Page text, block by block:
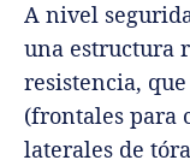
A nivel
una estructura
resistencia,
(frontales para
laterales de